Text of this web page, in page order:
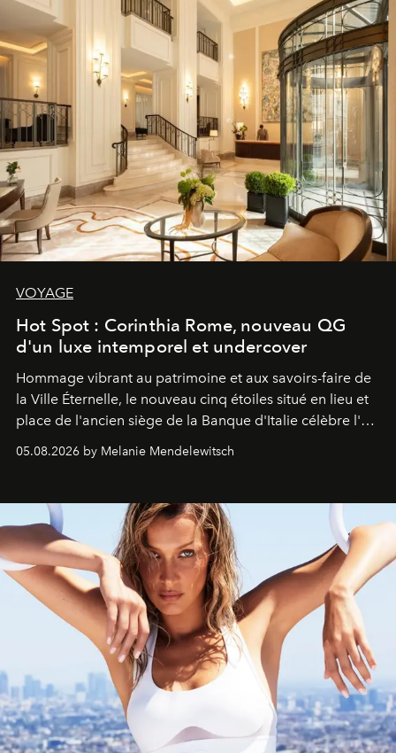
VOYAGE
Hot Spot : Corinthia Rome, nouveau QG
d'un luxe intemporel et undercover
Hommage vibrant au patrimoine et aux savoirs-faire de
la Ville Éternelle, le nouveau cinq étoiles situé en lieu et
place de l'ancien siège de la Banque d'Italie célèbre l'art
05.08.2026 by Melanie Mendelewitsch